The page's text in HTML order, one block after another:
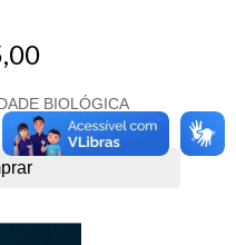
BIOLÓGICA